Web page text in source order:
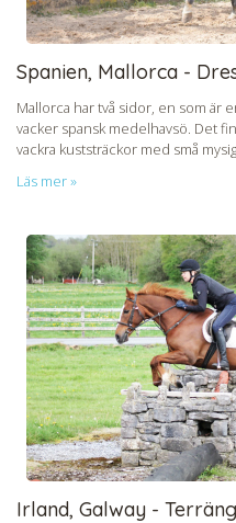
Spanien, Mallorca -
Mallorca har två sidor, en som är
vacker spansk medelhavsö. Det
vackra kuststräckor med små
Läs mer »
Irland, Galway -